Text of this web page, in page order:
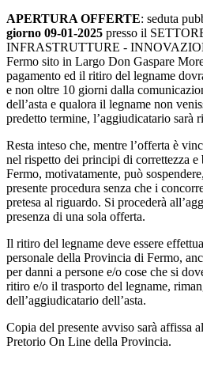
APERTURA OFFERTE: seduta
giorno 09-01-2025 presso il
INFRASTRUTTURE -
Fermo sito in Largo Don Gaspare
pagamento ed il ritiro del legname
e non oltre 10 giorni dalla
dell’asta e qualora il legname non
predetto termine, l’aggiudicatario sarà
Resta inteso che, mentre l’offerta è
nel rispetto dei principi di correttezza
Fermo, motivatamente, può
presente procedura senza che i
pretesa al riguardo. Si procederà
presenza di una sola offerta.
Il ritiro del legname deve essere
personale della Provincia di Fermo,
per danni a persone e/o cose che si
ritiro e/o il trasporto del legname,
dell’aggiudicatario dell’asta.
Copia del presente avviso sarà affissa
Pretorio On Line della Provincia.